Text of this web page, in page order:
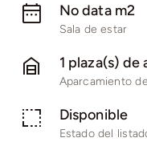
No data m2
Sala de estar
1 plaza(s)
Aparcamiento
Disponible
Estado del